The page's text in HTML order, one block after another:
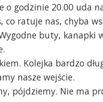
o godzinie 20.00 uda
co ratuje nas, chyba
buty, kanapki
Kolejka bardzo
nasze wejście.
pójdziemy. Nie ma